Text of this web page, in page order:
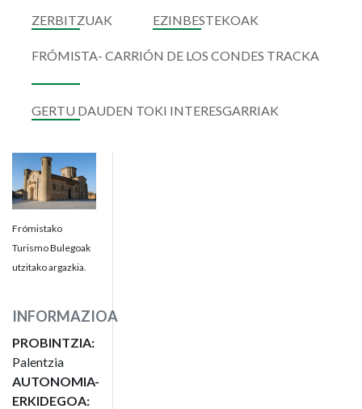
ZERBITZUAK EZINBESTEKOAK
FRÓMISTA- CARRIÓN DE LOS CONDES TRACKA
GERTU DAUDEN TOKI INTERESGARRIAK
Frómistako
Turismo Bulegoak
utzitako argazkia.
INFORMAZIOA
PROBINTZIA:
Palentzia
AUTONOMIA-
ERKIDEGOA: